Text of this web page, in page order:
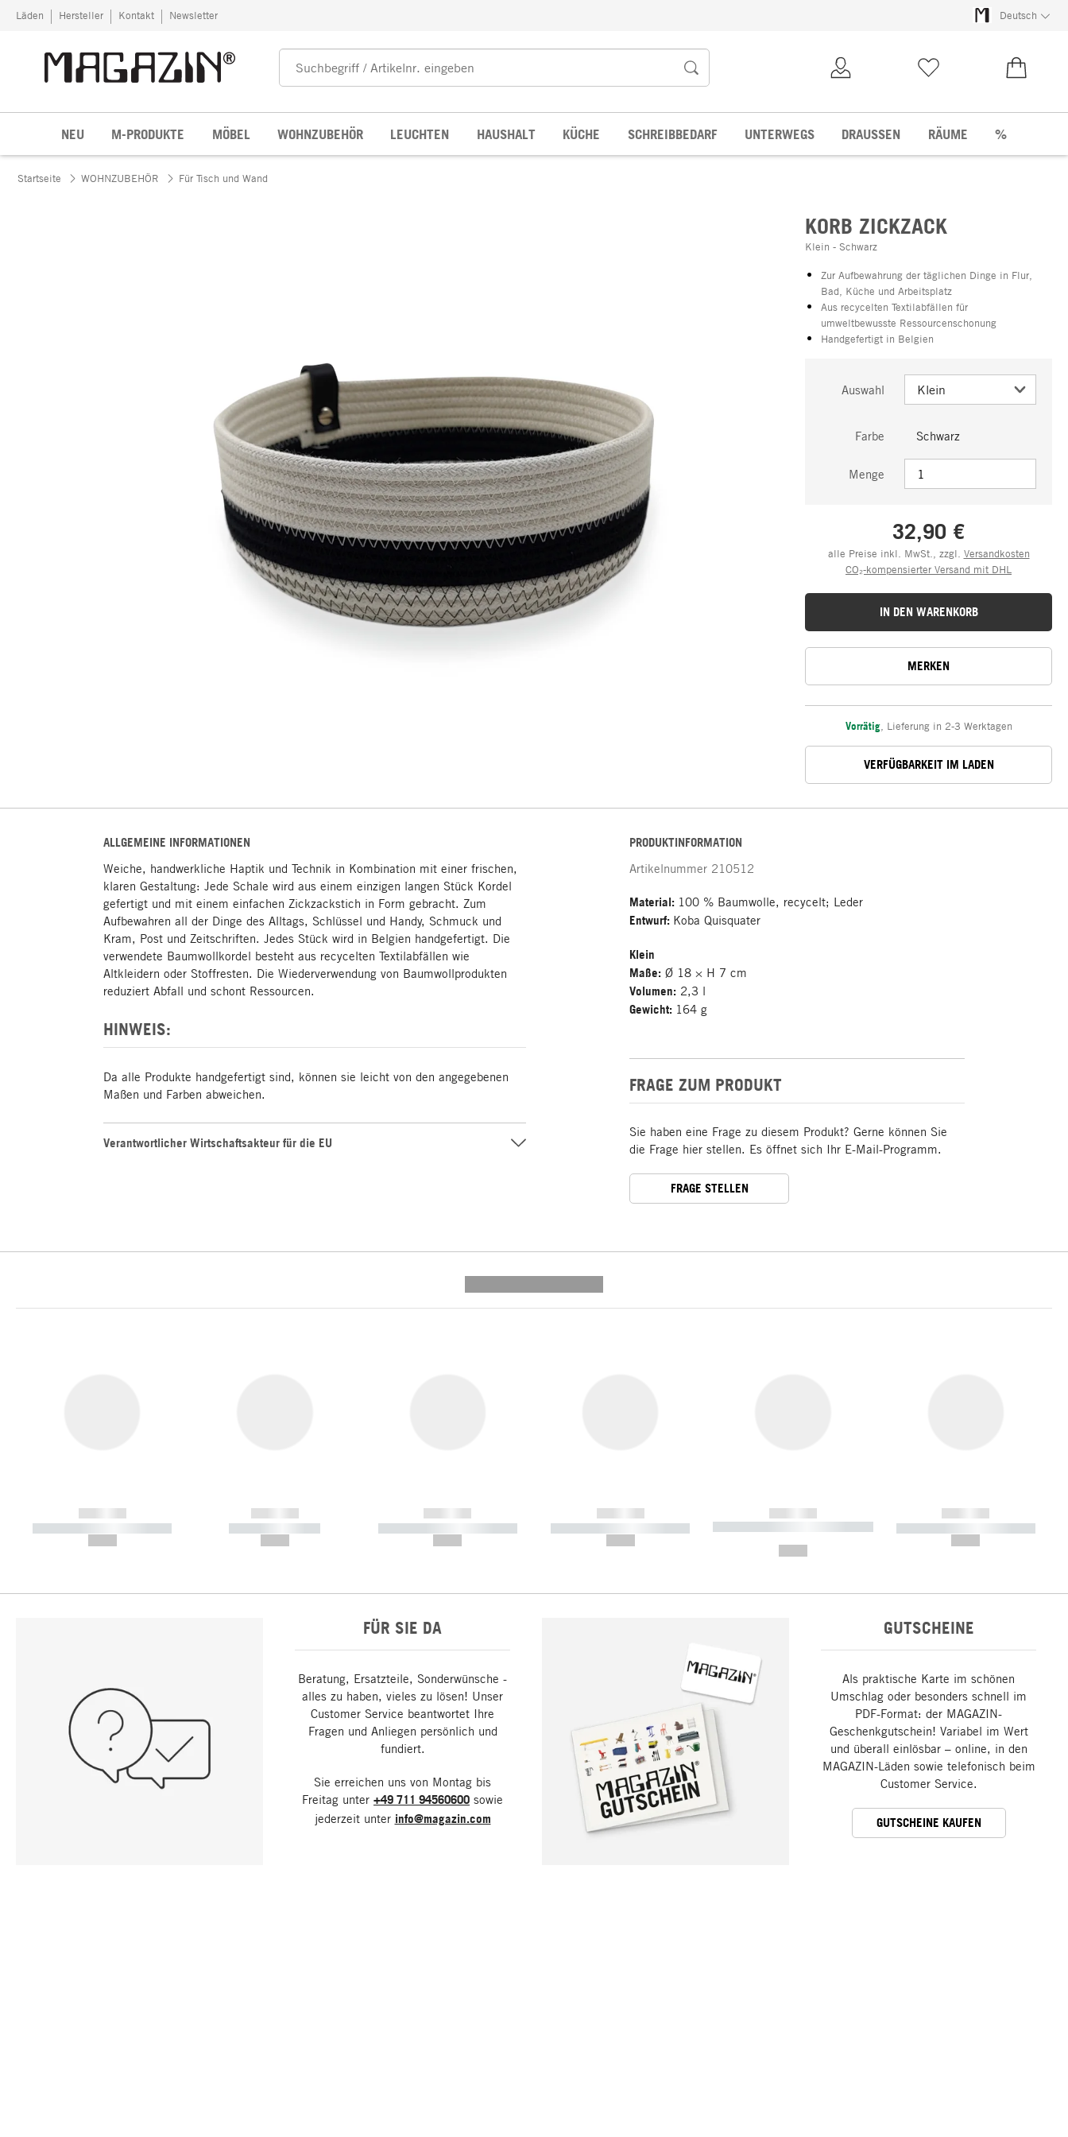
Zum Inhalt springen
Läden Hersteller Kontakt Newsletter Deutsch
NEU M-PRODUKTE MÖBEL WOHNZUBEHÖR LEUCHTEN HAUSHALT KÜCHE SCHREIBBEDARF UNTERWEGS DRAUSSEN RÄUME %
Startseite WOHNZUBEHÖR Für Tisch und Wand
KORB ZICKZACK
Klein - Schwarz
Zur Aufbewahrung der täglichen Dinge in Flur,
Bad, Küche und Arbeitsplatz
Aus recycelten Textilabfällen für
umweltbewusste Ressourcenschonung
Handgefertigt in Belgien
Auswahl
Farbe Schwarz
Menge
32,90 €
alle Preise inkl. MwSt., zzgl. Versandkosten
CO₂-kompensierter Versand mit DHL
IN DEN WARENKORB
MERKEN
Vorrätig, Lieferung in 2-3 Werktagen
VERFÜGBARKEIT IM LADEN
ALLGEMEINE INFORMATIONEN
Weiche, handwerkliche Haptik und Technik in Kombination mit einer frischen,
klaren Gestaltung: Jede Schale wird aus einem einzigen langen Stück Kordel
gefertigt und mit einem einfachen Zickzackstich in Form gebracht. Zum
Aufbewahren all der Dinge des Alltags, Schlüssel und Handy, Schmuck und
Kram, Post und Zeitschriften. Jedes Stück wird in Belgien handgefertigt. Die
verwendete Baumwollkordel besteht aus recycelten Textilabfällen wie
Altkleidern oder Stoffresten. Die Wiederverwendung von Baumwollprodukten
reduziert Abfall und schont Ressourcen.
HINWEIS:
Da alle Produkte handgefertigt sind, können sie leicht von den angegebenen
Maßen und Farben abweichen.
Verantwortlicher Wirtschaftsakteur für die EU
PRODUKTINFORMATION
Artikelnummer 210512
Material: 100 % Baumwolle, recycelt; Leder
Entwurf: Koba Quisquater
Klein
Maße: Ø 18 × H 7 cm
Volumen: 2,3 l
Gewicht: 164 g
FRAGE ZUM PRODUKT
Sie haben eine Frage zu diesem Produkt? Gerne können Sie
die Frage hier stellen. Es öffnet sich Ihr E-Mail-Programm.
FRAGE STELLEN
------------
----------- ----------- -----------
------------
----------- -----------
------------
----------- ----------- -----------
------------
----------- ----------- -----------
------------
----------- ----------- ----------- ----
------------
----------- ----------- -----------
FÜR SIE DA
Beratung, Ersatzteile, Sonderwünsche -
alles zu haben, vieles zu lösen! Unser
Customer Service beantwortet Ihre
Fragen und Anliegen persönlich und
fundiert.
Sie erreichen uns von Montag bis
Freitag unter +49 711 94560600 sowie
jederzeit unter info@magazin.com
GUTSCHEINE
Als praktische Karte im schönen
Umschlag oder besonders schnell im
PDF-Format: der MAGAZIN-
Geschenkgutschein! Variabel im Wert
und überall einlösbar – online, in den
MAGAZIN-Läden sowie telefonisch beim
Customer Service.
GUTSCHEINE KAUFEN